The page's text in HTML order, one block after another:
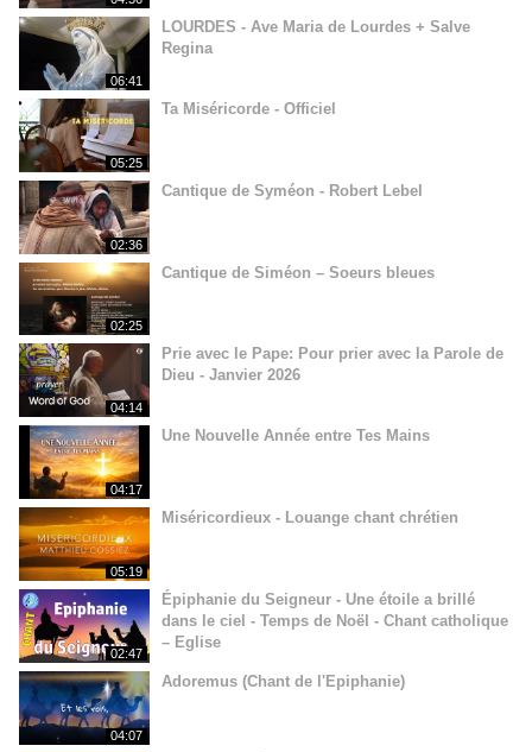
06:41
LOURDES - Ave Maria de Lourdes + Salve
Regina
05:25
Ta Miséricorde - Officiel
02:36
Cantique de Syméon - Robert Lebel
02:25
Cantique de Siméon – Soeurs bleues
04:14
Prie avec le Pape: Pour prier avec la Parole de
Dieu - Janvier 2026
04:17
Une Nouvelle Année entre Tes Mains
05:19
Miséricordieux - Louange chant chrétien
02:47
Épiphanie du Seigneur - Une étoile a brillé
dans le ciel - Temps de Noël - Chant catholique
– Eglise
04:07
Adoremus (Chant de l'Epiphanie)